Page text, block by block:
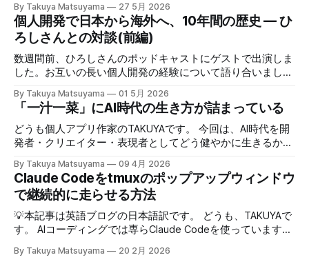
で癖になっている批判的思考を完全オフにし、相槌に全神経
を注ぐ、というものだ。「へぇ」「うん」「うーん」「なる
ほど〜」と、相手の話にどんなバリエーションで返そうかと
いう所に集中する。騙されたと思って試してみて欲しいんだ
が、このお陰で相手の話がよく理解できて、自然なフォロー
アップの質問やリアクションが浮かぶようになる。こちらか
ら頑張って面白い話をひねり出す必要が無いので、気が楽に
なった。話の結論も何もいらなくて、「そうなんですね」
「いいですね」「ほんじゃお疲れ様です〜」みたいな感じで
締めくくる。反応に困ったらとりあえず「いいですね」まじ
で便利！男相手の会話でも有効。インタビューにも応用が利
きそうだ。 天気が悪くてだるいので、やる気が出るまで部
屋でレシートの撮影などの単純作業をして過ごした。レシー
トを撮ったら事務代行さんに投げる。そのうちAIに代替させ
ーラムをチェックしたら、
By Takuya Matsuyama 27 5月 2026
個人開発で日本から海外へ、10年間の歴史 — ひ
ろしさんとの対談(前編)
数週間前、ひろしさんのポッドキャストにゲストで出演しま
した。お互いの長い個人開発の経験について語り合いまし
き起こしが出来たので、こちらに掲載します。お楽しみくだ
さい。 ※ギアアイコンをクリックして、音声と字幕を日本語
に変更できます。 00:00 イントロ:TAKUYAさんようこそ
01:32 TAKUYAさんの自己紹介:WalknoteからInkdropまで
がフリーランス案件につながった 09:17 Inkdropで食えるよ
うになるまで 12:15 なぜ最初から海外市場を狙ったのか
14:54 AI登場前、英語コピーに苦戦した話 16:18 AIバイブコ
ーディング時代をどう見ているか 17:24 全てのコードを一行
ずつレビューする使い方 21:06 AIは新幹線:速さの先にあるも
の 25:53 AI時代に「感性」が大事になる 27:
By Takuya Matsuyama 01 5月 2026
「一汁一菜」にAI時代の生き方が詰まっている
どうも個人アプリ作家のTAKUYAです。 今回は、AI時代を開
発者・クリエイター・表現者としてどう健やかに生きるか、
の「健やかに生きる」とは、心身の健康を保ちながら、もの
づくりを楽しみ続けるという意味です。 読者の中にも、最
近のAIの急速な進化の中でどう生き残り、さらに活躍してい
くかを悩んでいる方は多いのではないでしょうか。正直、す
べてに対する正解はわかりません。未来を正確に予測できる
人はいないからです。 でも自分は、ソフトウェア寄りのア
ーティストとして生きる上で大事なのは、「戦略」や「堀
By Takuya Matsuyama 09 4月 2026
Claude Codeをtmuxのポップアップウィンドウ
で継続的に走らせる方法
💡本記事は英語ブログの日本語訳です。 どうも、TAKUYAで
す。 AIコーディングでは専らClaude Codeを使っています。
いたのですが、幅が狭すぎてメッセージやdiffがまともに表
By Takuya Matsuyama 20 2月 2026